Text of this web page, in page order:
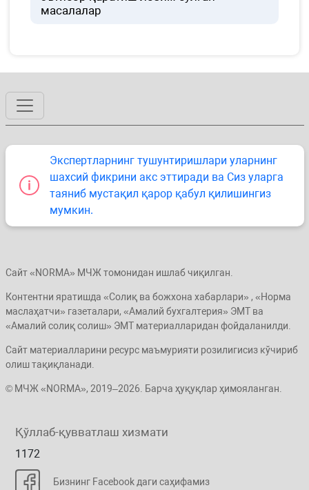
масалалар
Экспертларнинг тушунтиришлари уларнинг
шахсий фикрини акс эттиради ва Сиз уларга
таяниб мустақил қарор қабул қилишингиз
мумкин.
Сайт «NORMA» МЧЖ томонидан ишлаб чиқилган.
Контентни яратишда «Солиқ ва божхона хабарлари» , «Норма
маслаҳатчи» газеталари, «Амалий бухгалтерия» ЭМТ ва
«Амалий солиқ солиш» ЭМТ материалларидан фойдаланилди.
Сайт материалларини ресурс маъмурияти розилигисиз кўчириб
олиш тақиқланади.
© МЧЖ «NORMA», 2019–2026. Барча ҳуқуқлар ҳимояланган.
Қўллаб-қувватлаш хизмати
1172
Бизнинг Facebook даги саҳифамиз